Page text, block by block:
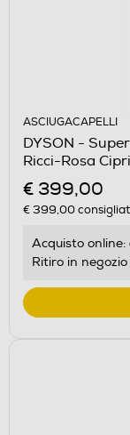
ASCIUGACAPELLI
DYSON -
Ricci-Rosa
€ 399,00
€ 399,00
Acquisto online:
Ritiro in